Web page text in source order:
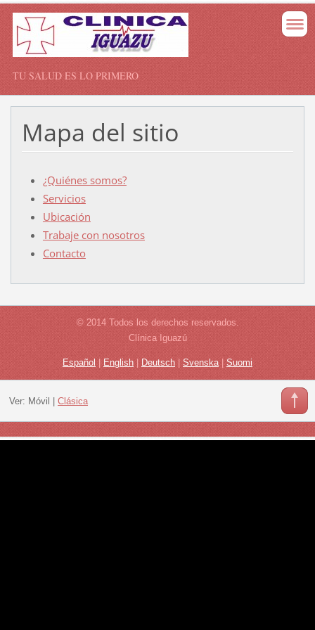
TU SALUD ES LO PRIMERO
Mapa del sitio
¿Quiénes somos?
Servicios
Ubicación
Trabaje con nosotros
Contacto
© 2014 Todos los derechos reservados.
Clínica Iguazú
Español | English |Deutsch | Svenska |Suomi
Ver: Móvil Clásica